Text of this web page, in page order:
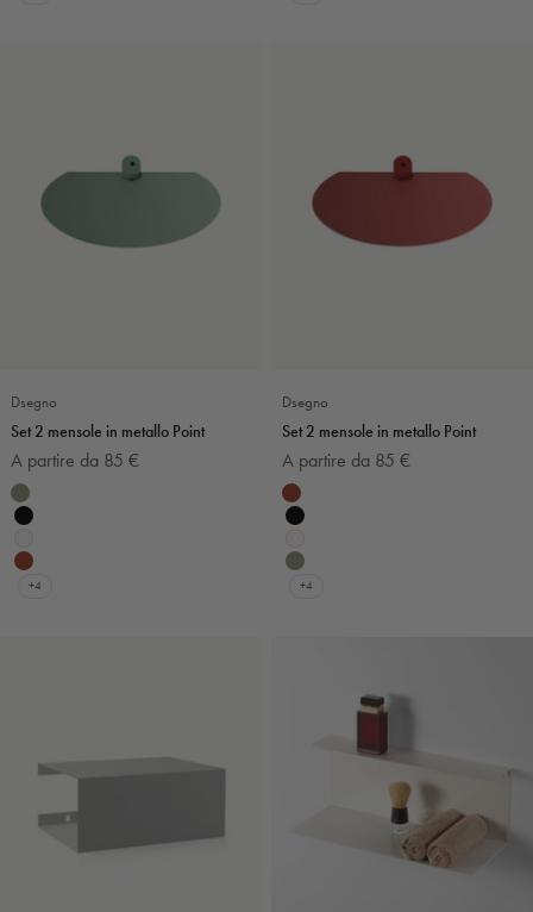
Dsegno
Set 2 mensole in metallo Point
Prezzo scontato
A partire da 85 €
Colore
Verde salvia
Nero
Bianco
Mattone
+4
Dsegno
Set 2 mensole in metallo Point
Prezzo scontato
A partire da 85 €
Colore
Mattone
Nero
Bianco
Verde salvia
+4